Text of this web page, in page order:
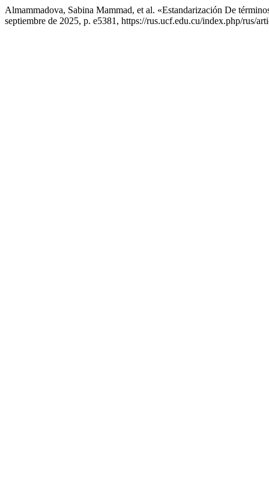
Almammadova, Sabina Mammad, et al. «Estandarización De
septiembre de 2025, p. e5381, https://rus.ucf.edu.cu/index.php/rus/